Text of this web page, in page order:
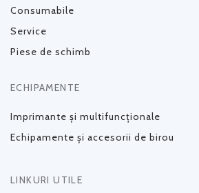
Consumabile
Service
Piese de schimb
ECHIPAMENTE
Imprimante și multifuncționale
Echipamente și accesorii de birou
LINKURI UTILE